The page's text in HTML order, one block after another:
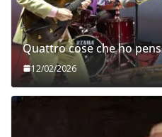
Quattro cose che ho
12/02/2026